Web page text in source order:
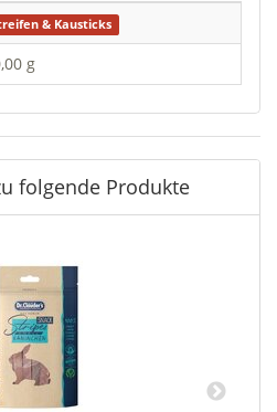
& Kausticks
g
folgende Produkte